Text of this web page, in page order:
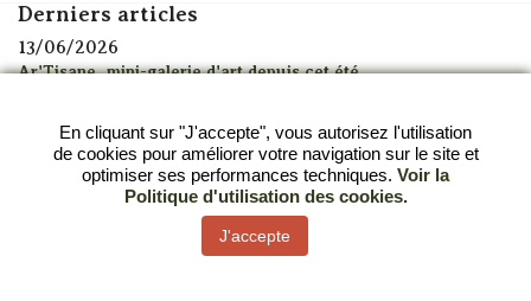
Derniers articles
13/06/2026
Ar'Tisane, mini-galerie d'art depuis cet été
Alerte canicule : découvrez mes thés glacés à emporter à
Strasbourg
05/11/2025
Les calendriers de l’Avent 2025 sont arrivés chez Ar’Tisane
En cliquant sur "J'accepte", vous autorisez l'utilisation
de cookies pour améliorer votre navigation sur le site et
optimiser ses performances techniques. Voir la
Politique d'utilisation des cookies.
J'accepte